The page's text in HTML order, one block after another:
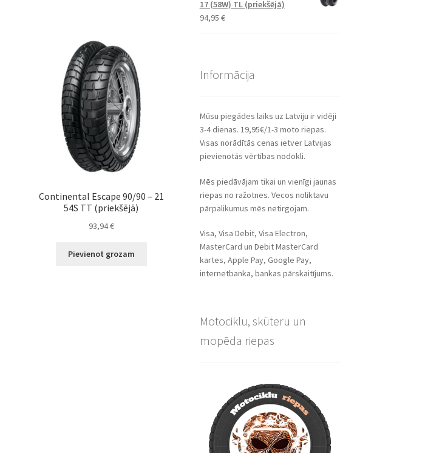
Continental Escape 90/90 – 21
54S TT (priekšējā)
93,94€
Pievienot grozam
17 (58W) TL (priekšējā)
94,95 €
Informācija
Mūsu piegādes laiks uz Latviju ir vidēji
3-4 dienas. 19,95€/1-3 moto riepas.
Visas norādītās cenas ietver Latvijas
pievienotās vērtības nodokli.
Mēs piedāvājam tikai un vienīgi jaunas
riepas no ražotnes. Vecos noliktavu
pārpalikumus mēs netirgojam.
Visa, Visa Debit, Visa Electron,
MasterCard un Debit MasterCard
kartes, Apple Pay, Google Pay,
internetbanka, bankas pārskaitījums.
Motociklu, skūteru un
mopēda riepas